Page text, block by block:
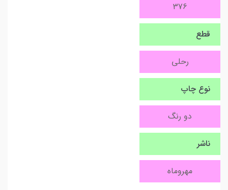
376
قطع
رحلی
نوع چاپ
دو رنگ
ناشر
مهروماه